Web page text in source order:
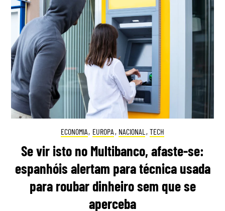
ECONOMIA, EUROPA , NACIONAL , TECH
Se vir isto no Multibanco, afaste-se:
espanhóis alertam para técnica usada
para roubar dinheiro sem que se
aperceba